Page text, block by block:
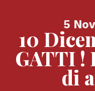
10
GATTI !
di
5